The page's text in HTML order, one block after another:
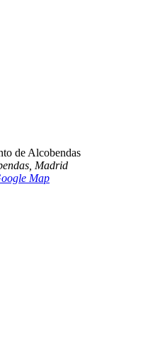
de Alcobendas
Madrid
Map